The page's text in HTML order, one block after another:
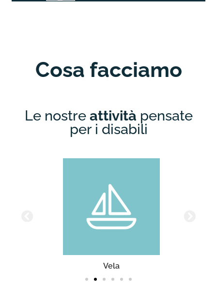
Cosa facciamo
Le nostre attività pensate
per i disabili
Vela